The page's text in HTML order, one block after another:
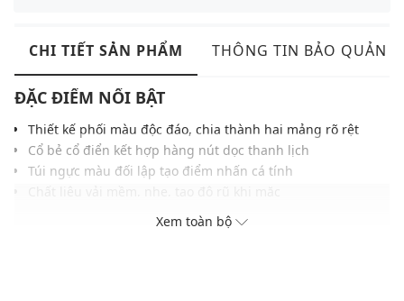
CHI TIẾT SẢN PHẨM THÔNG TIN BẢO QUẢN
ĐẶC ĐIỂM NỔI BẬT
Thiết kế phối màu độc đáo, chia thành hai mảng rõ rệt
Cổ bẻ cổ điển kết hợp hàng nút dọc thanh lịch
Túi ngực màu đối lập tạo điểm nhấn cá tính
Màu sắc thời trang, dễ phối với nhiều trang phục khác
Xem toàn bộ